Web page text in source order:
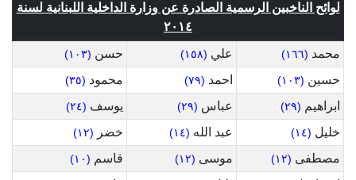
لوائح الناخبين الرسمية الصادرة عن وزارة الداخلية اللبنانية لسنة
٢٠١٤
محمد (١٦٦) علي (١٥٨) حسن (١٠٣)
حسين (١٠٣) احمد (٧٩) محمود (٣٥)
ابراهيم (٢٩) عباس (٢٩) يوسف (٢٤)
خليل (١٤) عبد الله (١٤) خضر (١٢)
مصطفى (١٢) موسى (١٢) قاسم (١٠)